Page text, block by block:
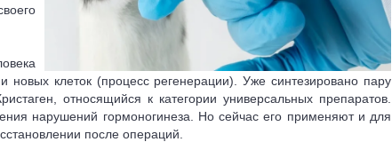
новых клеток (процесс регенерации). Уже синтезировано пару
относящийся к категории универсальных препаратов.
нарушений гормоногинеза. Но сейчас его применяют и для
после операций.